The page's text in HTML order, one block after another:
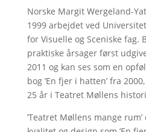
Norske Margit Wergeland-
1999 arbejdet ved
for Visuelle og Sceniske fag.
praktiske årsager først
2011 og kan ses som en
bog ’En fjer i hatten’ fra
25 år i Teatret Møllens
’Teatret Møllens mange